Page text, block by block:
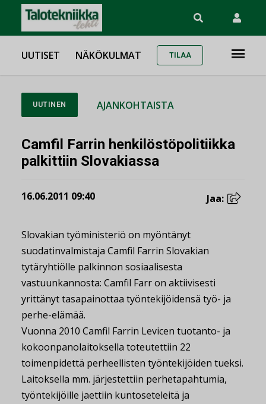
UUTISET NÄKÖKULMAT TILAA
UUTINEN AJANKOHTAISTA
Camfil Farrin henkilöstöpolitiikka
palkittiin Slovakiassa
16.06.2011 09:40 Jaa:
Slovakian työministeriö on myöntänyt
suodatinvalmistaja Camfil Farrin Slovakian
tytäryhtiölle palkinnon sosiaalisesta
vastuunkannosta: Camfil Farr on aktiivisesti
yrittänyt tasapainottaa työntekijöidensä työ- ja
perhe-elämää.
Vuonna 2010 Camfil Farrin Levicen tuotanto- ja
kokoonpanolaitoksella toteutettiin 22
toimenpidettä perheellisten työntekijöiden tueksi.
Laitoksella mm. järjestettiin perhetapahtumia,
työntekijöille jaettiin kuntoseteleitä ja